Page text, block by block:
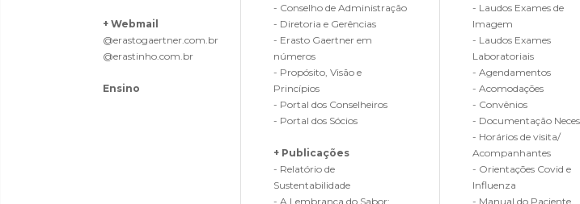
+ Webmail
@erastogaertner.com.br
@erastinho.com.br
Ensino
- Conselho de Administração
- Diretoria e Gerências
- Erasto Gaertner em
números
- Propósito, Visão e
Princípios
- Portal dos Conselheiros
- Portal dos Sócios
+ Publicações
- Relatório de
Sustentabilidade
- A Lembrança do Sabor:
- Laudos Exames de
Imagem
- Laudos Exames
Laboratoriais
- Agendamentos
- Acomodações
- Convênios
- Documentação
- Horários de visita/
Acompanhantes
- Orientações Covid e
Influenza
- Manual do Paciente